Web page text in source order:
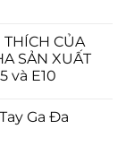
CỦA
SẢN XUẤT
và E10
Ga Đa